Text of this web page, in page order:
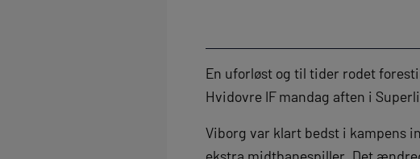
En uforløst og til tider rodet
Hvidovre IF mandag aften i
Viborg var klart bedst i kampens